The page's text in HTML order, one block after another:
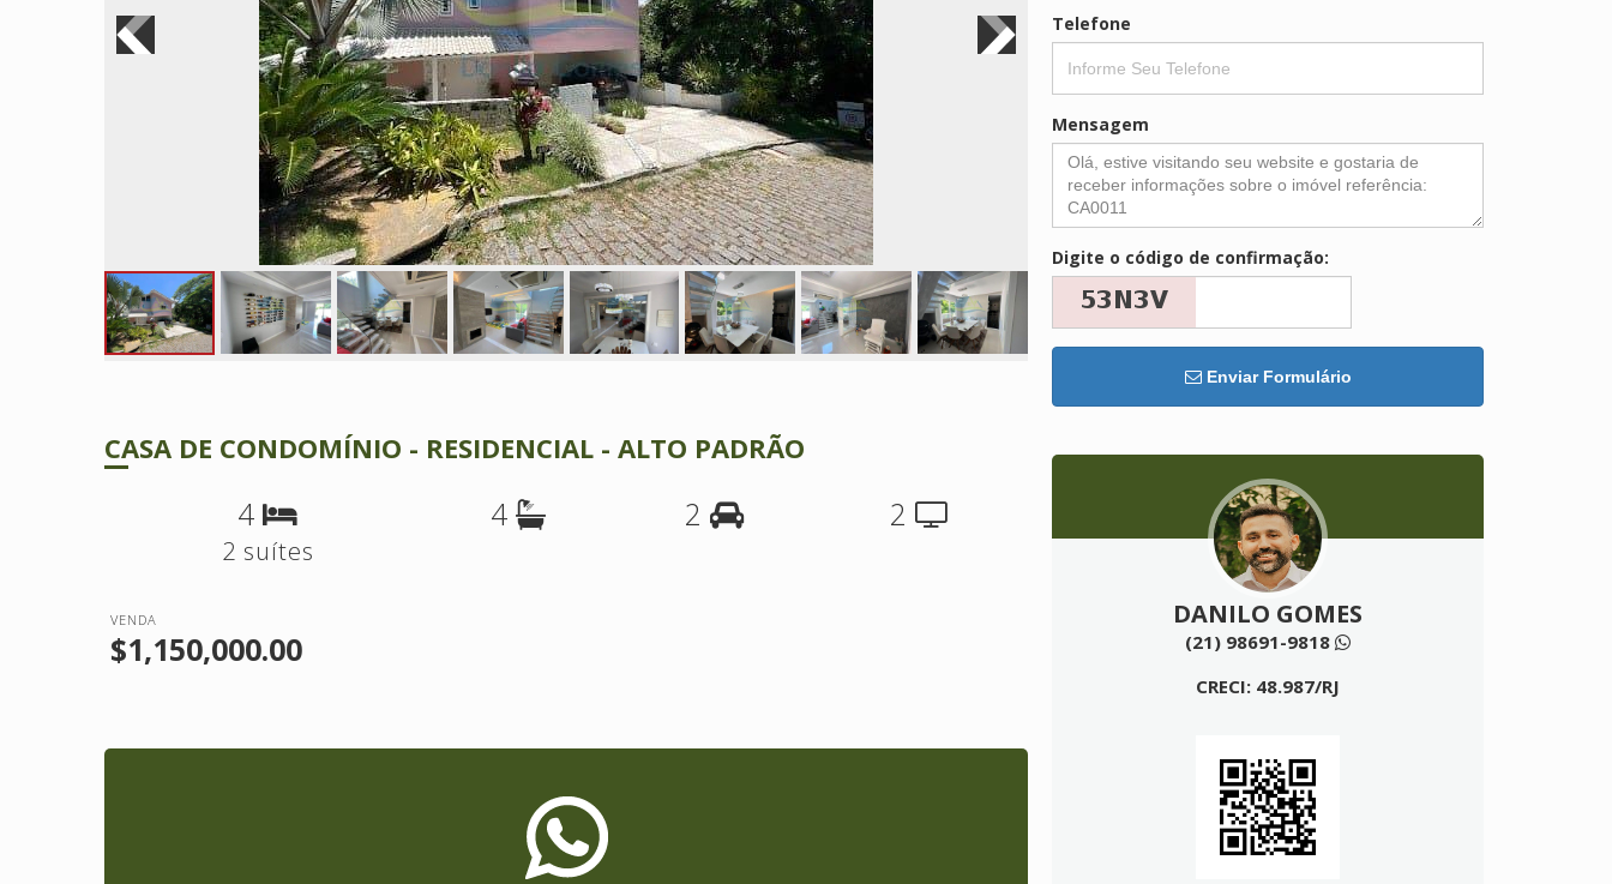
CASA DE CONDOMÍNIO - RESIDENCIAL - ALTO PADRÃO
4
2 suítes
4 2 2
VENDA
$1,150,000.00
Telefone
Mensagem
Digite o código de confirmação:
Enviar Formulário
DANILO GOMES
(21) 98691-9818
CRECI: 48.987/RJ